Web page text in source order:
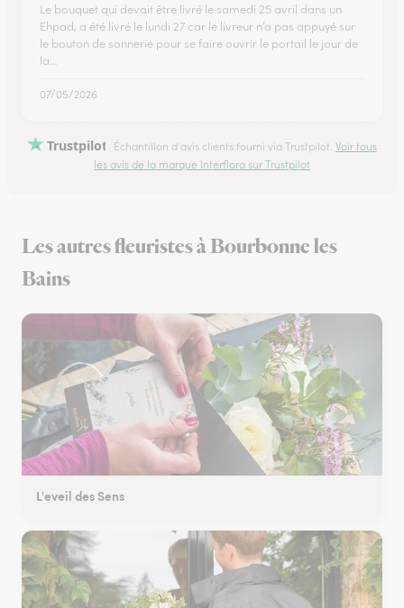
Le bouquet qui devait être livré le samedi 25 avril dans un
Ehpad, a été livré le lundi 27 car le livreur n’a pas appuyé sur
le bouton de sonnerie pour se faire ouvrir le portail le jour de
la…
07/05/2026
Trustpilot Échantillon d'avis clients fourni via Trustpilot. Voir tous
les avis de la marque Interflora sur Trustpilot
Les autres fleuristes à Bourbonne les
Bains
L'eveil des Sens